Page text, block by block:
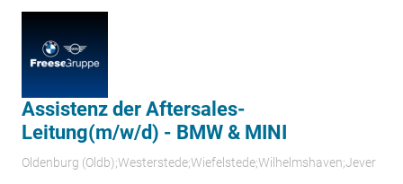
Assistenz der Aftersales-
Leitung(m/w/d) - BMW & MINI
Oldenburg (Oldb);Westerstede;Wiefelstede;Wilhelmshaven;Jever